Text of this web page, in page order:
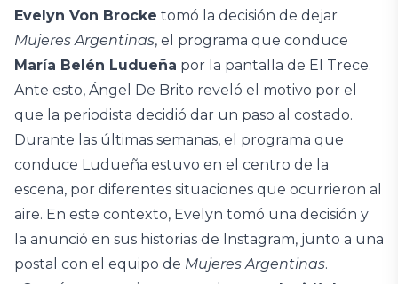
Evelyn Von Brocke tomó la decisión de dejar
Mujeres Argentinas, el programa que conduce
María Belén Ludueña por la pantalla de El Trece.
Ante esto, Ángel De Brito reveló el motivo por el
que la periodista decidió dar un paso al costado.
Durante las últimas semanas, el programa que
conduce Ludueña estuvo en el centro de la
escena, por diferentes situaciones que ocurrieron al
aire. En este contexto, Evelyn tomó una decisión y
la anunció en sus historias de Instagram, junto a una
postal con el equipo de Mujeres Argentinas.